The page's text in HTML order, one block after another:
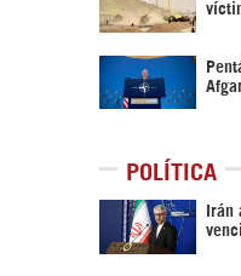
POLÍTICA
Irán